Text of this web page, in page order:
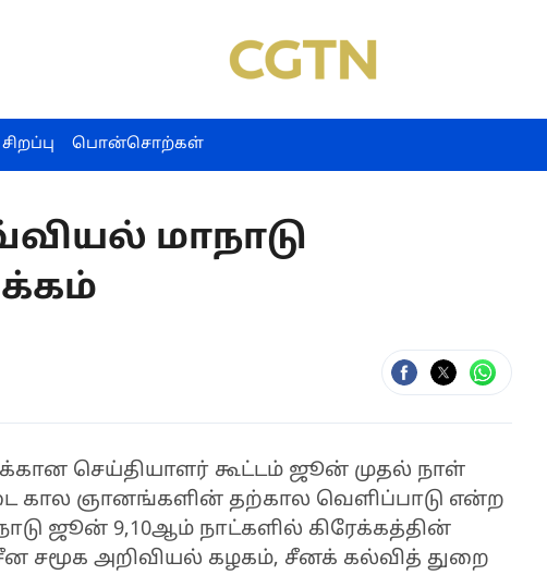
சிறப்பு பொன்சொற்கள்
மாநாடு
செய்தியாளர் கூட்டம் ஜூன் முதல் நாள்
கால ஞானங்களின் தற்கால வெளிப்பாடு என்ற
ஜூன் 9,10ஆம் நாட்களில் கிரேக்கத்தின்
சமூக அறிவியல் கழகம், சீனக் கல்வித் துறை